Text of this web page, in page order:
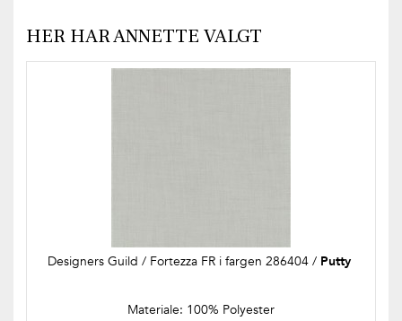
HER HAR ANNETTE VALGT
Designers Guild / Fortezza FR i fargen 286404 / Putty
Materiale: 100% Polyester